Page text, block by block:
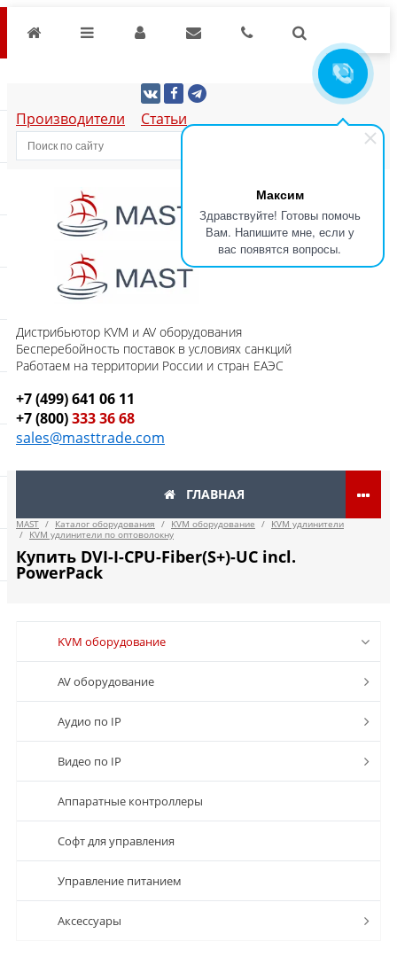
Максим
Здравствуйте! Готовы помочь
Вам. Напишите мне, если у
вас появятся вопросы.
Производители Статьи
Дистрибьютор KVM и AV оборудования
Бесперебойность поставок в условиях санкций
Работаем на территории России и стран ЕАЭС
+7 (499) 641 06 11
+7 (800)333 36 68
sales@masttrade.com
ГЛАВНАЯ
MAST / Каталог оборудования / KVM оборудование /
KVM удлинители
/
KVM удлинители по оптоволокну
Купить DVI-I-CPU-Fiber(S+)-UC incl.
PowerPack
KVM оборудование
AV оборудование
Аудио по IP
Видео по IP
Аппаратные контроллеры
Софт для управления
Управление питанием
Аксессуары